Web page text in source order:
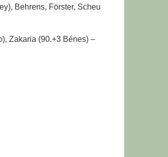
Behrens, Förster, Scheu
Zakaria (90.+3 Bénes) –